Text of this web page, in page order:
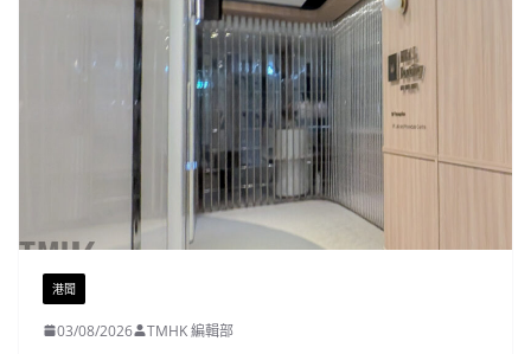
港聞
03/08/2026 TMHK 編輯部